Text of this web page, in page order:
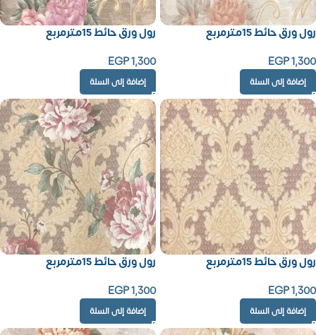
رول ورق حائط 15مترمربع
EGP1,300
إضافة إلى السلة
رول ورق حائط 15مترمربع
EGP1,300
إضافة إلى السلة
رول ورق حائط 15مترمربع
EGP1,300
إضافة إلى السلة
رول ورق حائط 15مترمربع
EGP1,300
إضافة إلى السلة